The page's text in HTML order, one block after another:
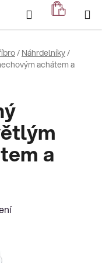
Hledat
KOŠÍK
/ Náhrdelníky/
achátem a
a